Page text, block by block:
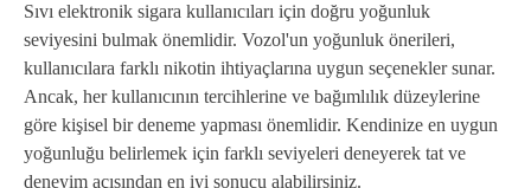
Sıvı elektronik sigara kullanıcıları için doğru yoğunluk
seviyesini bulmak önemlidir. Vozol'un yoğunluk önerileri,
kullanıcılara farklı nikotin ihtiyaçlarına uygun seçenekler sunar.
Ancak, her kullanıcının tercihlerine ve bağımlılık düzeylerine
göre kişisel bir deneme yapması önemlidir. Kendinize en uygun
yoğunluğu belirlemek için farklı seviyeleri deneyerek tat ve
deneyim açısından en iyi sonucu alabilirsiniz.